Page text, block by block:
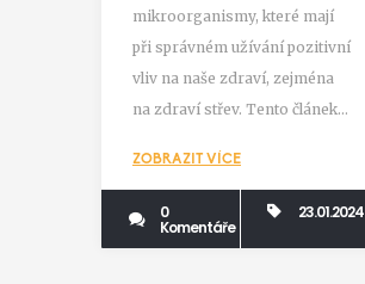
optimální
zdraví střev
mikroorganismy, které mají
při správném užívání pozitivní
vliv na naše zdraví, zejména
na zdraví střev. Tento článek
užívání probiotik a jak je
můžeme začlenit do našeho
životního stylu pro optimální
ZOBRAZIT VÍCE
0
Komentáře
23.01.2024